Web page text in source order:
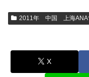
2011年 中国 上海ANA
X